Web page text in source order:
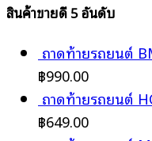
สินค้าขายดี 5 อันดับ
ถาดท้ายรถยนต์
฿990.00
ถาดท้ายรถยนต์
฿649.00